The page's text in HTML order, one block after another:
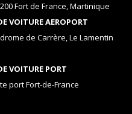
Fort de France, Martinique
VOITURE AEROPORT
de Carrère, Le Lamentin
VOITURE PORT
port Fort-de-France